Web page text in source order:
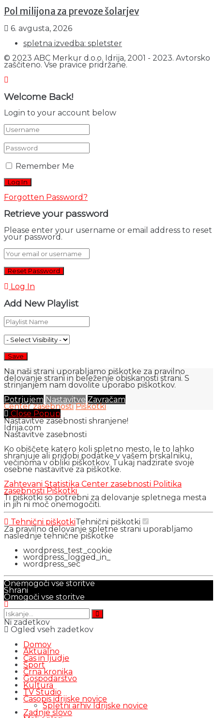
Pol milijona za prevoze šolarjev
6. avgusta, 2026
spletna izvedba: spletster
© 2023 ABC Merkur d.o.o. Idrija, 2001 - 2023. Avtorsko
zaščiteno. Vse pravice pridržane.
Welcome Back!
Login to your account below
Remember Me
Forgotten Password?
Retrieve your password
Please enter your username or email address to reset
your password.
Log In
Add New Playlist
Na naši strani uporabljamo piškotke za pravilno
delovanje strani in beleženje obiskanosti strani. S
strinjanjem nam dovolite uporabo piškotkov.
Potrjujem Nastavitve Zavračam
Center zasebnosti Piškotki
Close Popup
Nastavitve zasebnosti shranjene!
Idrija.com
Nastavitve zasebnosti
Ko obiščete katero koli spletno mesto, le to lahko
shranjuje ali pridobi podatke v vašem brskalniku,
večinoma v obliki piškotkov. Tukaj nadzirate svoje
osebne nastavitve za piškotke.
Zahtevani Statistika Center zasebnosti Politika
zasebnosti Piškotki
Ti piškotki so potrebni za delovanje spletnega mesta
in jih ni moč onemogočiti.
Tehnični piškotkiTehnični piškotki
Za pravilno delovanje spletne strani uporabljamo
naslednje tehnične piškotke
wordpress_test_cookie
wordpress_logged_in_
wordpress_sec
Onemogoči vse storitve
Shrani
Omogoči vse storitve
Ni zadetkov
Ogled vseh zadetkov
Domov
Aktualno
Čas in ljudje
Šport
Črna kronika
Gospodarstvo
Kultura
TV Studio
Časopis idrijske novice
Spletni arhiv Idrijske novice
Zadnje slovo